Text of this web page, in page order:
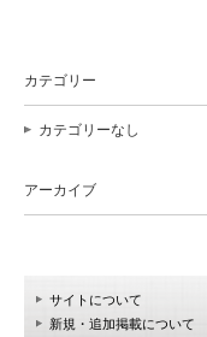
カテゴリー
カテゴリーなし
アーカイブ
サイトについて
新規・追加掲載について